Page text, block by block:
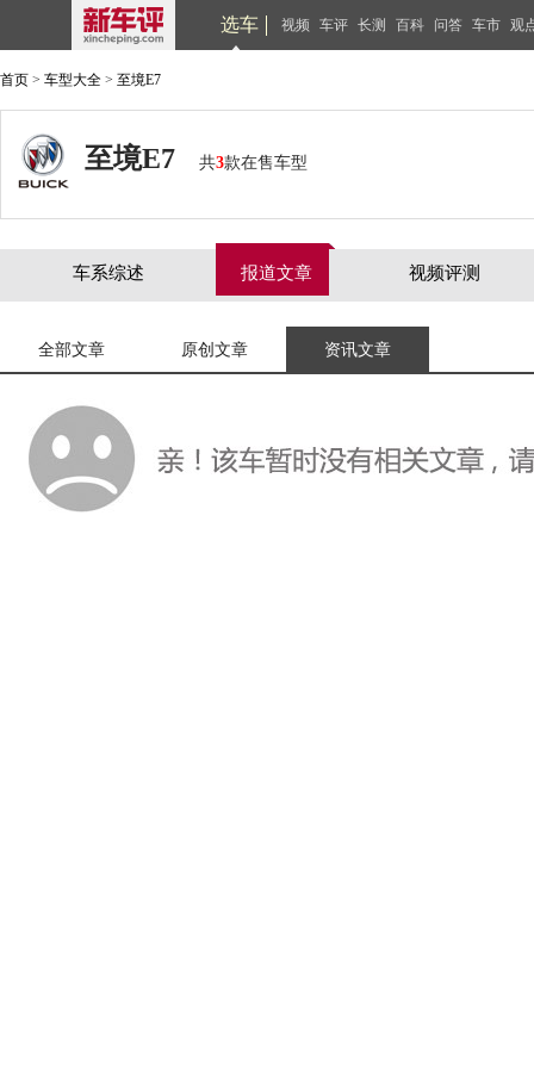
选车 视频 车评 长测 百科 问答 车市 观
首页 > 车型大全 > 至境E7
至境E7 共3款在售车型
车系综述 报道文章 视频评测
全部文章 原创文章 资讯文章